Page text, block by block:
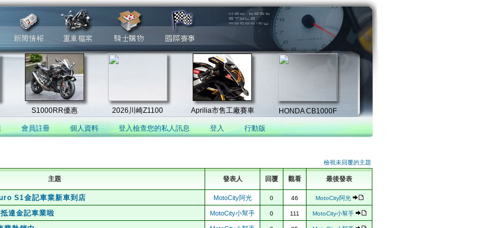
會員註冊 個人資料 登入檢查您的私人訊息 登入 行動版
檢視未回覆的主題
主題 發表人 回覆 觀看 最後發表
S1金記車業新車到店 MotoCity阿光 0 46 MotoCity阿光
達金記車業啦 MotoCity小幫手 0 111 MotoCity小幫手